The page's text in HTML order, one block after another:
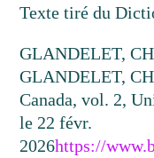
Texte tiré du
GLANDELET,
GLANDELET,
Canada, vol. 2,
le 22 févr.
2026https://